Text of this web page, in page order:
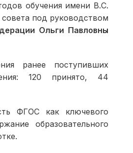
обучения имени В.С.
совета под руководством
Ольги Павловны
ранее поступивших
120 принято, 44
ФГОС как ключевого
образовательного